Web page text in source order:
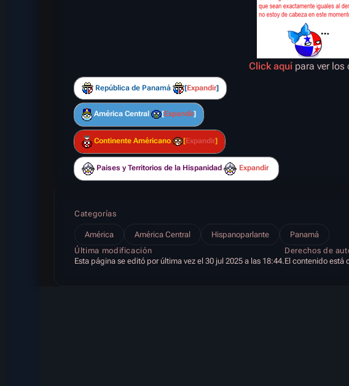
Click aquípara ver los
Expandir
República de Panamá
Expandir
América Central
Expandir
Continente Américano
Expandir
Paises y Territorios de la Hispanidad
Categorías
América América Central Hispanoparlante
Panamá
Última modificación
Esta página se editó por última vez el 30 jul 2025 a las 18:44.
Derechos de
El contenido está